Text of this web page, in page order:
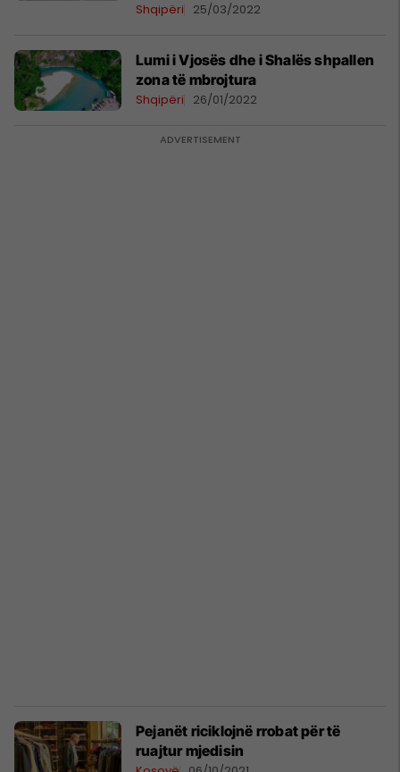
Shqipëri 25/03/2022
Lumi i Vjosës dhe i Shalës shpallen
zona të mbrojtura
Shqipëri 26/01/2022
Pejanët riciklojnë rrobat për të
ruajtur mjedisin